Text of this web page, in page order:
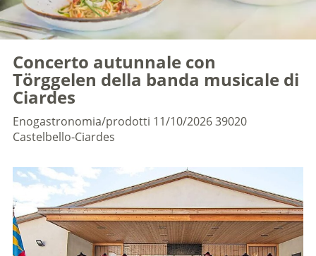
Concerto autunnale con
Törggelen della banda musicale di
Ciardes
Enogastronomia/prodotti 11/10/202639020
Castelbello-Ciardes